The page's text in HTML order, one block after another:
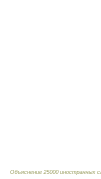
Объяснение 25000 иностранных